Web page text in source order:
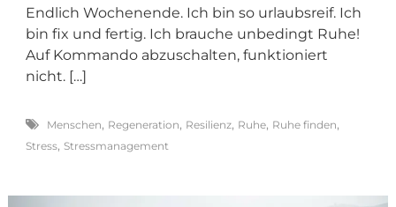
Endlich Wochenende. Ich bin so urlaubsreif. Ich
bin fix und fertig. Ich brauche unbedingt Ruhe!
Auf Kommando abzuschalten, funktioniert
nicht. […]
Menschen, Regeneration, Resilienz, Ruhe, Ruhe finden,
Stress, Stressmanagement